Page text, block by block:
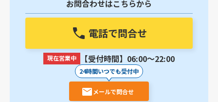
お問合わせはこちらから
電話で問合せ
現在営業中 【受付時間】06:00〜22:00
24時間いつでも受付中
メールで問合せ